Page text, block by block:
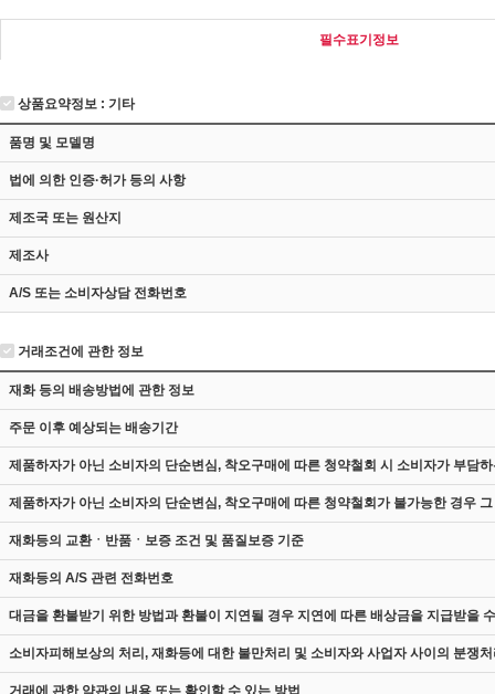
필수표기정보
상품요약정보 : 기타
품명 및 모델명
법에 의한 인증·허가 등의 사항
제조국 또는 원산지
제조사
A/S 또는 소비자상담 전화번호
거래조건에 관한 정보
재화 등의 배송방법에 관한 정보
주문 이후 예상되는 배송기간
제품하자가 아닌 소비자의 단순변심, 착오구매에 따른 청약철회 시 소비자가 부담
제품하자가 아닌 소비자의 단순변심, 착오구매에 따른 청약철회가 불가능한 경우
재화등의 교환ㆍ반품ㆍ보증 조건 및 품질보증 기준
재화등의 A/S 관련 전화번호
대금을 환불받기 위한 방법과 환불이 지연될 경우 지연에 따른 배상금을 지급받을
소비자피해보상의 처리, 재화등에 대한 불만처리 및 소비자와 사업자 사이의 분쟁
거래에 관한 약관의 내용 또는 확인할 수 있는 방법